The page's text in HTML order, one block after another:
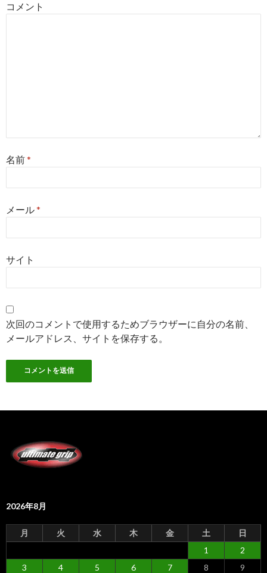
コメント
名前*
メール*
サイト
次回のコメントで使用するためブラウザーに自分の名前、
メールアドレス、サイトを保存する。
2026年8月
月 火 水 木 金 土 日
1
2
3
4 5 6 7 8
9